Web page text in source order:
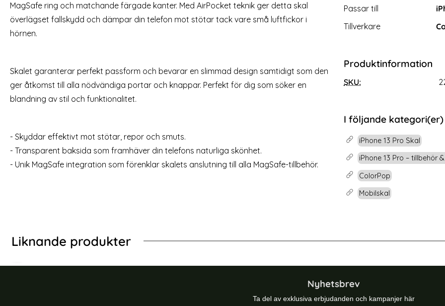
Läder Glitter Guld
Glas
Art. nr 207064
rea pris
99 kr
Tillgänglighet:
Lagervara
[3-Pack] iPhone 13 Pro Linsskydd I Härdat Glas
I Härdat Glas
Art. nr 20497
rea pris
69 kr
HOFI iPhone 13 Pro / 13 Pro
Art. nr 210752
MagSafe ring och matchande färgade kanter. Med AirPocket teknik ger detta skal
överlägset fallskydd och dämpar din telefon mot stötar tack vare små luftfickor i
hörnen.
Skalet garanterar perfekt passform och bevarar en slimmad design samtidigt som den
ger åtkomst till alla nödvändiga portar och knappar. Perfekt för dig som söker en
blandning av stil och funktionalitet.
- Skyddar effektivt mot stötar, repor och smuts.
- Transparent baksida som framhäver din telefons naturliga skönhet.
- Unik MagSafe integration som förenklar skalets anslutning till alla MagSafe-tillbehör.
Passar till
Tillverkare
Produktinformation
SKU:
I följande kategori(er)
iPhone 13 Pro Skal
iPhone 13 Pro – tillbehör
ColorPop
Mobilskal
Liknande produkter
ColorPop iPhone 13 Pro Skal CH MagSafe Transparent/SvartColorPop iPhone 13 Pro Skal CH
Nyhetsbrev
Ta del av exklusiva erbjudanden och kampanjer här